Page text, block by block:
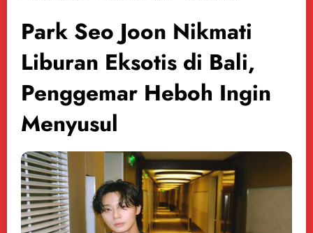
Park Seo Joon Nikmati
Liburan Eksotis di Bali,
Penggemar Heboh Ingin
Menyusul